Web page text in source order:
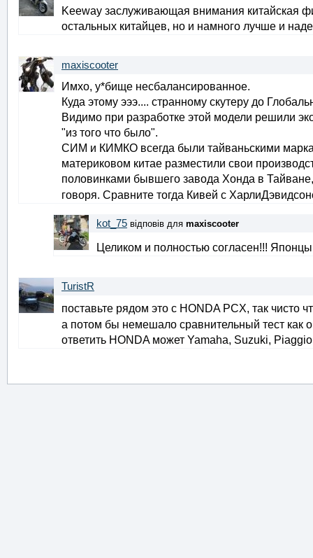
Keeway заслуживающая внимания китайская
остальных китайцев, но и намного лучше и
maxiscooter
Имхо, у*бище несбалансированное.
Куда этому эээ.... странному скутеру до
Видимо при разработке этой модели решили
"из того что было".
СИМ и КИМКО всегда были тайваньскими
материковом китае разместили свои
половинками бывшего завода Хонда в
говоря. Сравните тогда Кивей с
kot_75 відповів для maxiscooter
Целиком и полностью согласен!!!
TuristR
поставьте рядом это с HONDA PCX, так чисто
а потом бы немешало сравнительный тест как
ответить HONDA может Yamaha, Suzuki,